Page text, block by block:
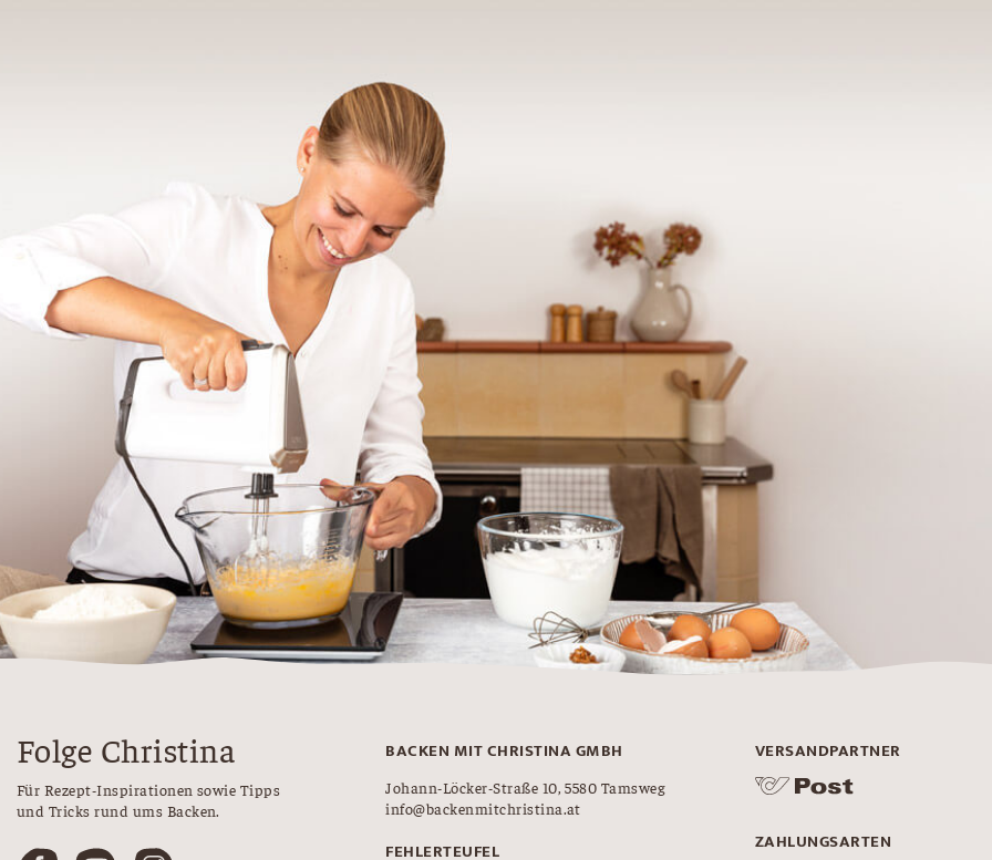
Folge Christina
Für Rezept-Inspirationen sowie Tipps
und Tricks rund ums Backen.
BACKEN MIT CHRISTINA GMBH
Johann-Löcker-Straße 10, 5580 Tamsweg
info@backenmitchristina.at
FEHLERTEUFEL
VERSANDPARTNER
ZAHLUNGSARTEN